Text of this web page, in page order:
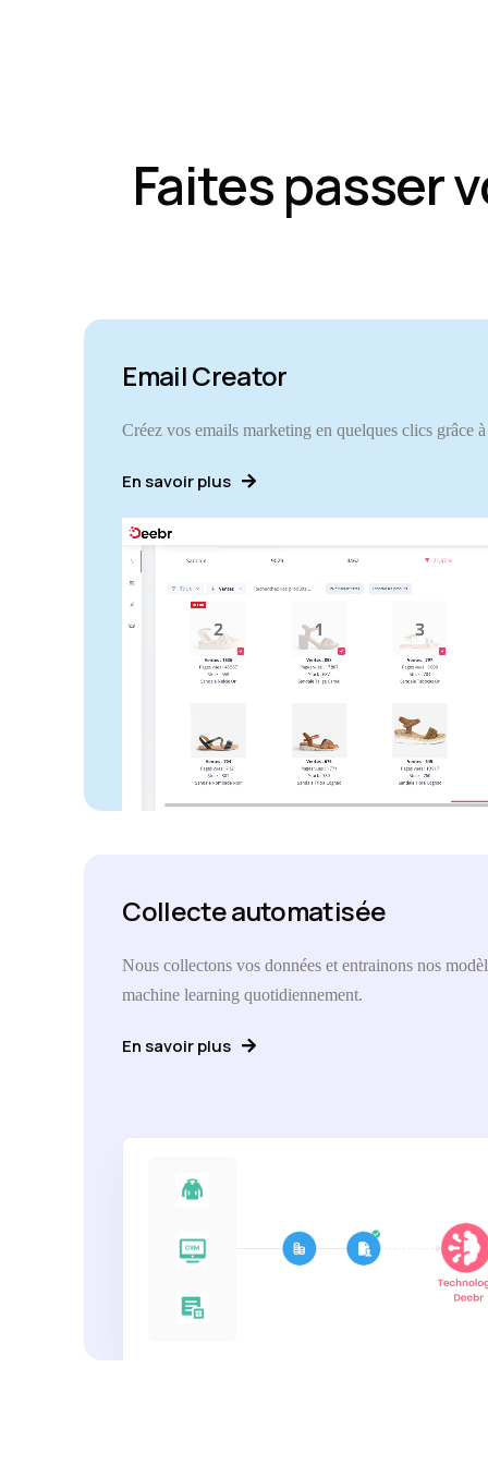
Faites passer
Email Creator
Créez vos emails marketing en quelques clics grâce
En savoir plus
Collecte automatisée
Nous collectons vos données et entrainons nos
machine learning quotidiennement.
En savoir plus